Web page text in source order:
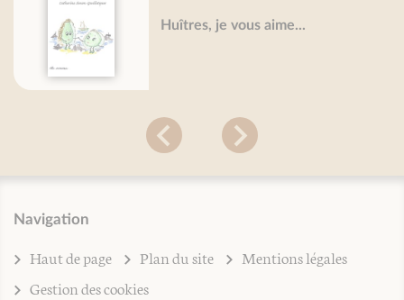
Huîtres, je vous aime...
Navigation
Haut de page Plan du site
Mentions légales
Gestion des cookies